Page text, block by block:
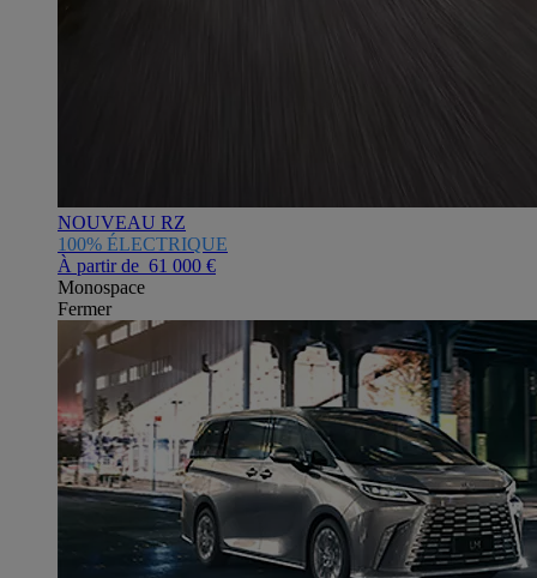
NOUVEAU RZ
100% ÉLECTRIQUE
À partir de 61 000 €
Monospace
Fermer